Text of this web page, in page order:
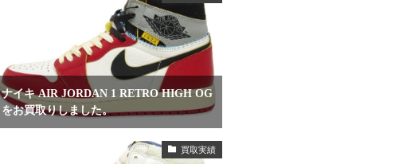
ナイキ AIR JORDAN 1 RETRO HIGH OG
をお買取りしました。
買取実績